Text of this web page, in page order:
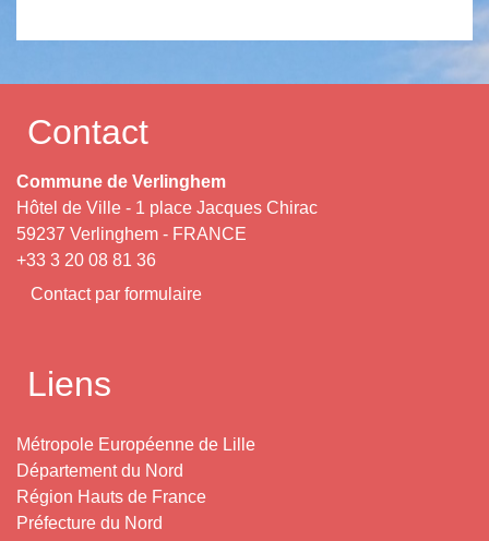
Contact
Commune de Verlinghem
Hôtel de Ville - 1 place Jacques Chirac
59237 Verlinghem - FRANCE
+33 3 20 08 81 36
Contact par formulaire
Liens
Métropole Européenne de Lille
Département du Nord
Région Hauts de France
Préfecture du Nord